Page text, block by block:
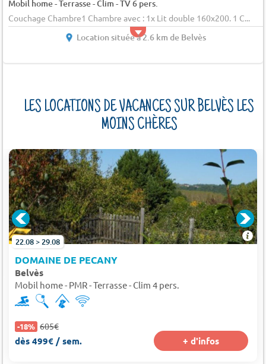
Mobil home - Terrasse - Clim - TV 6 pers.
Couchage Chambre1 Chambre avec : 1x Lit double 160x200. 1 C...
Location située à 2.6 km de Belvès
LES LOCATIONS DE VACANCES SUR BELVÈS LES
MOINS CHÈRES
22.08 > 29.08
DOMAINE DE PECANY
Belvès
Mobil home - PMR - Terrasse - Clim 4 pers.
-18% 605€
dès 499€ / sem. + d'infos